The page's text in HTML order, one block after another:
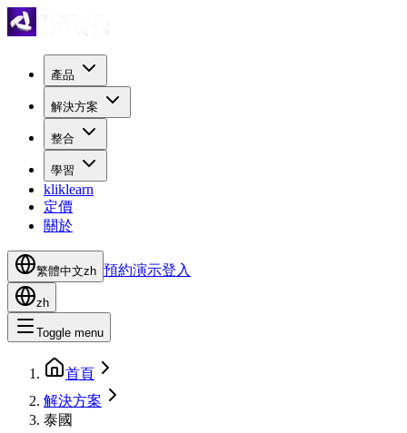
產品
解決方案
整合
學習
kliklearn
定價
關於
繁體中文zh 預約演示登入
zh
Toggle menu
首頁
解決方案
泰國